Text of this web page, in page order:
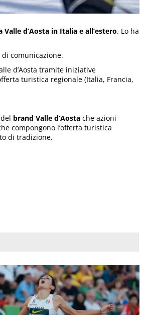
d’Aosta in Italia e all’estero. Lo ha
comunicazione.
d’Aosta tramite iniziative
turistica regionale (Italia, Francia,
brand Valle d’Aosta che azioni
compongono l’offerta turistica
di tradizione.